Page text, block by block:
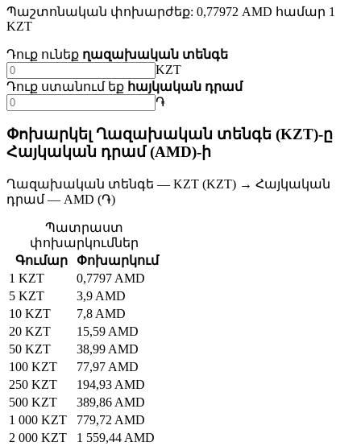
Պաշտոնական փոխարժեք: 0,77972 AMD համար 1
KZT
Դուք ունեք ղազախական տենգե
KZT
Դուք ստանում եք հայկական դրամ
֏
Փոխարկել Ղազախական տենգե (KZT)-ը
Հայկական դրամ (AMD)-ի
Ղազախական տենգե — KZT (KZT) → Հայկական
դրամ — AMD (֏)
Պատրաստ
փոխարկումներ
Գումար
Փոխարկում
1 KZT
0,7797 AMD
5 KZT
3,9 AMD
10 KZT
7,8 AMD
20 KZT
15,59 AMD
50 KZT
38,99 AMD
100 KZT
77,97 AMD
250 KZT
194,93 AMD
500 KZT
389,86 AMD
1 000 KZT
779,72 AMD
2 000 KZT
1 559,44 AMD